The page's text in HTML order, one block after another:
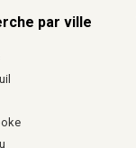
par ville